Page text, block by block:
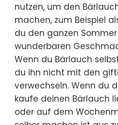
nutzen, um den
machen, zum Beispiel
du den ganzen
wunderbaren
Wenn du Bärlauch
du ihn nicht mit den
verwechseln. Wenn du
kaufe deinen Bärlauch
oder auf dem